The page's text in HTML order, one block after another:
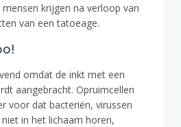
krijgen na verloop van
van een tatoeage.
omdat de inkt met een
aangebracht. Opruimcellen
voor dat bacteriën, virussen
in het lichaam horen,